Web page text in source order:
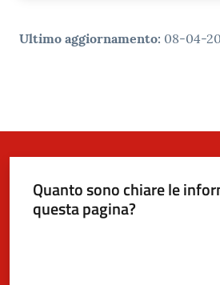
Ultimo aggiornamento: 08-04-
Quanto sono chiare le
questa pagina?